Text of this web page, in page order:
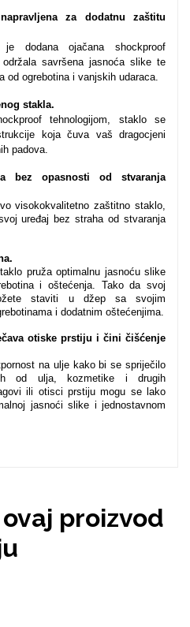
za dodatnu zaštitu
dodana ojačana shockproof
savršena jasnoća slike te
od ogrebotina i vanjskih udaraca.
stakla.
tehnologijom, staklo se
koja čuva vaš dragocjeni
padova.
bez opasnosti od stvaranja
visokokvalitetno zaštitno staklo,
uređaj bez straha od stvaranja
pruža optimalnu jasnoću slike
i oštećenja. Tako da svoj
staviti u džep sa svojim
i dodatnim oštećenjima.
otiske prstiju i čini čišćenje
na ulje kako bi se spriječilo
od ulja, kozmetike i drugih
ili otisci prstiju mogu se lako
jasnoći slike i jednostavnom
proizvod
Auto - Moto motivi
Citati & Stihovi